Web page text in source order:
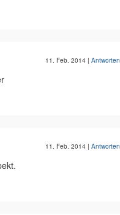
11. Feb. 2014 | Antworten
11. Feb. 2014 | Antworten